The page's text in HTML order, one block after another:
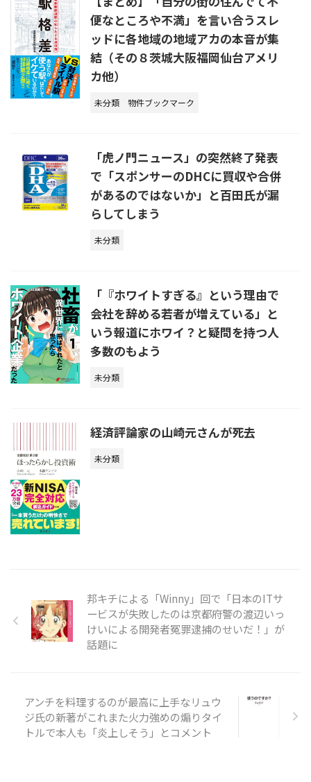
便なところや不満」を言い合うスレ
ッドに各地域の地域アカの本音が集
結（その８茨城大阪福岡仙台アメリ
カ他）
未分類 物件ブックマーク
「虎ノ門ニュース」の突然終了発表
で「スポンサーのDHCに買収や合併
があるのではないか」と百田氏が漏
らしてしまう
未分類
「『ホワイトすぎる』という理由で
会社を辞める若者が増えている」と
いう報道にホワイ？と疑問を持つ人
多数のもよう
未分類
経済評論家の山崎元さんが死去
未分類
邦キチによる「Winny」回で「日本のITサ
ービスが失敗したのは京都府警の渡辺いっ
けいによる開発者冤罪逮捕のせいだ！」が
話題に
アンチを料理するのが最高に上手なリュウ
ジ氏の新著がこれまた火力強めの煽りタイ
トルで本人も「炎上しそう」とコメント